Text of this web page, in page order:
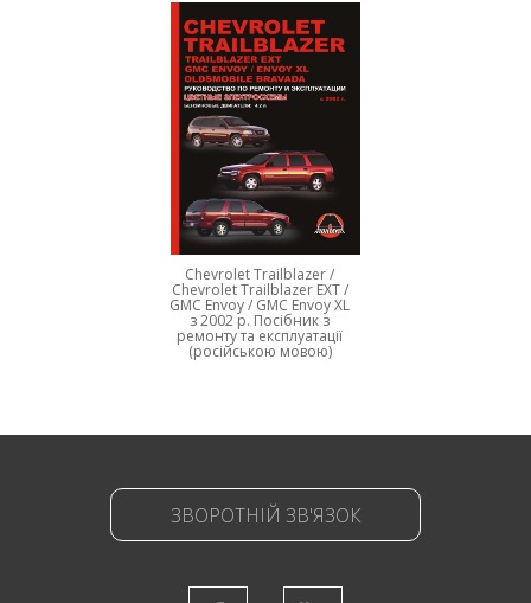
Chevrolet Trailblazer /
Chevrolet Trailblazer EXT /
GMC Envoy / GMC Envoy XL
з 2002 р. Посібник з
ремонту та експлуатації
(російською мовою)
ЗВОРОТНІЙ ЗВ'ЯЗОК